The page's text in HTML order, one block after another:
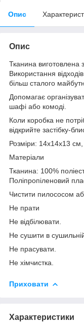
Опис
Опис
Тканина виготовлена
Використання
більш сталого
Допомагає
шафі або комоді.
Коли коробка не
відкрийте застібку-
Розміри: 14x14x13
Матеріали
Тканина: 100%
Поліпропіленовий
Чистити пилососом
Не прати
Не відбілювати.
Не сушити в
Не прасувати.
Не хімчистка.
Приховати
Характеристики